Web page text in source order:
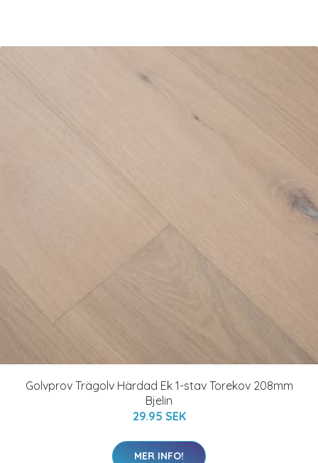
Golvprov Trägolv Härdad Ek 1-stav Torekov 208mm
Bjelin
29.95 SEK
MER INFO!